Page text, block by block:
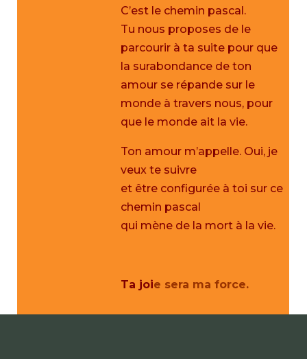
C’est le chemin pascal.
Tu nous proposes de le
parcourir à ta suite pour que
la surabondance de ton
amour se répande sur le
monde à travers nous, pour
que le monde ait la vie.
Ton amour m’appelle. Oui, je
veux te suivre
et être configurée à toi sur ce
chemin pascal
qui mène de la mort à la vie.
Ta joie sera ma force.